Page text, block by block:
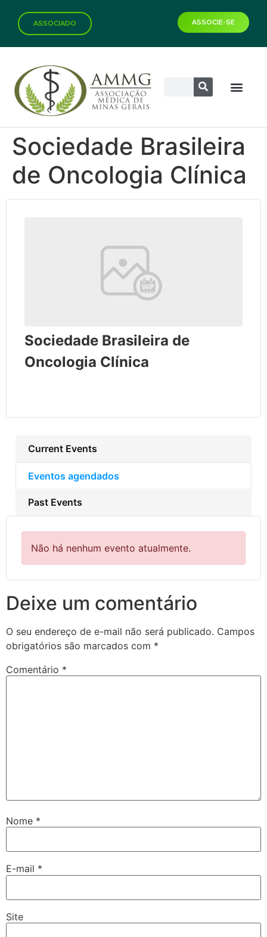
ASSOCIADO ASSOCIE-SE
Sociedade Brasileira
de Oncologia Clínica
Sociedade Brasileira de
Oncologia Clínica
Current Events
Eventos agendados
Past Events
Não há nenhum evento atualmente.
Deixe um comentário
O seu endereço de e-mail não será publicado. Campos
obrigatórios são marcados com *
Comentário *
Nome *
E-mail *
Site